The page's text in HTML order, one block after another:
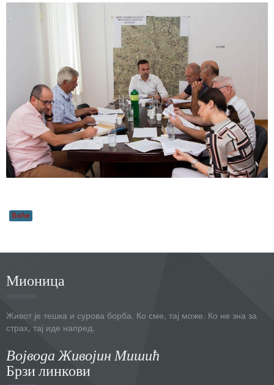
Веће
Мионица
Живот је тешка и сурова борба. Ко сме, тај може. Ко не зна за
страх, тај иде напред.
Војвода Живојин Мишић
Брзи линкови